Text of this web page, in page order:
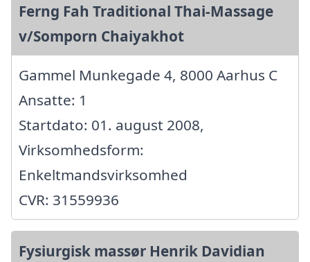
Ferng Fah Traditional Thai-Massage
v/Somporn Chaiyakhot
Gammel Munkegade 4, 8000 Aarhus C
Ansatte: 1
Startdato: 01. august 2008,
Virksomhedsform:
Enkeltmandsvirksomhed
CVR: 31559936
Fysiurgisk massør Henrik Davidian